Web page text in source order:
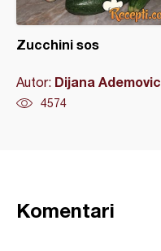
Zucchini sos
Autor: Dijana Ademovic
4574
Komentari